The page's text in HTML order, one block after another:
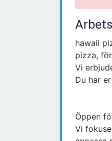
hawaii
pizza,
Vi
Du har
Öppen
Vi